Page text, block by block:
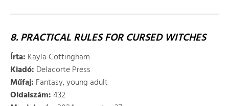
8. PRACTICAL RULES FOR CURSED WITCHES
Írta: Kayla Cottingham
Kiadó: Delacorte Press
Műfaj: Fantasy, young adult
Oldalszám:432